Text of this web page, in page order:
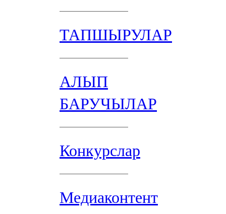
ТАПШЫРУЛАР
АЛЫП
БАРУЧЫЛАР
Конкурслар
Медиаконтент